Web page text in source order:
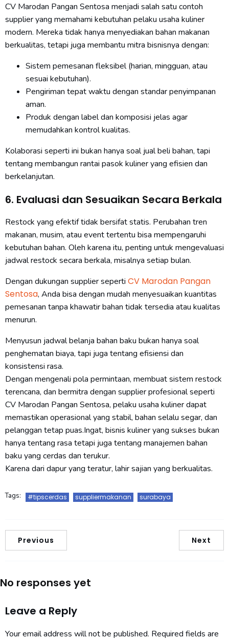
CV Marodan Pangan Sentosa menjadi salah satu contoh
supplier yang memahami kebutuhan pelaku usaha kuliner
modern. Mereka tidak hanya menyediakan bahan makanan
berkualitas, tetapi juga membantu mitra bisnisnya dengan:
Sistem pemesanan fleksibel (harian, mingguan, atau
sesuai kebutuhan).
Pengiriman tepat waktu dengan standar penyimpanan
aman.
Produk dengan label dan komposisi jelas agar
memudahkan kontrol kualitas.
Kolaborasi seperti ini bukan hanya soal jual beli bahan, tapi
tentang membangun rantai pasok kuliner yang efisien dan
berkelanjutan.
6. Evaluasi dan Sesuaikan Secara Berkala
Restock yang efektif tidak bersifat statis. Perubahan tren
makanan, musim, atau event tertentu bisa mempengaruhi
kebutuhan bahan. Oleh karena itu, penting untuk mengevaluasi
jadwal restock secara berkala, misalnya setiap bulan.
Dengan dukungan supplier seperti CV Marodan Pangan
Sentosa, Anda bisa dengan mudah menyesuaikan kuantitas
pemesanan tanpa khawatir bahan tidak tersedia atau kualitas
menurun.
Menyusun jadwal belanja bahan baku bukan hanya soal
penghematan biaya, tapi juga tentang efisiensi dan
konsistensi rasa.
Dengan mengenali pola permintaan, membuat sistem restock
terencana, dan bermitra dengan supplier profesional seperti
CV Marodan Pangan Sentosa, pelaku usaha kuliner dapat
memastikan operasional yang stabil, bahan selalu segar, dan
pelanggan tetap puas.Ingat, bisnis kuliner yang sukses bukan
hanya tentang rasa tetapi juga tentang manajemen bahan
baku yang cerdas dan terukur.
Karena dari dapur yang teratur, lahir sajian yang berkualitas.
Tags: #tipscerdas suppliermakanan surabaya
Previous Next
No responses yet
Leave a Reply
Your email address will not be published. Required fields are